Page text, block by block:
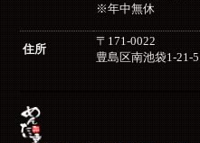
※年中無休
住所
〒171-0022
豊島区南池袋1-21-